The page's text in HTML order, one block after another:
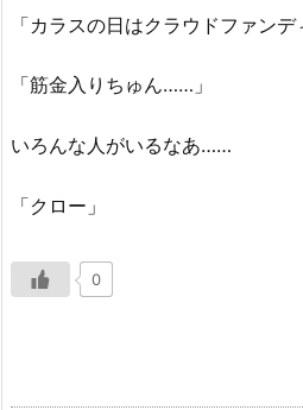
「カラスの日はクラウドファンデ
「筋金入りちゅん……」
いろんな人がいるなあ……
「クロー」
0